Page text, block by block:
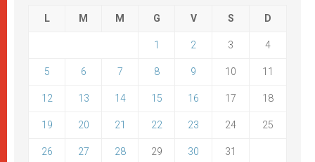
L M M G V S D
1 2 3 4
5 6 7 8 9 10 11
12 13 14 15 16 17 18
19 20 21 22 23 24 25
26 27 28 29 30 31